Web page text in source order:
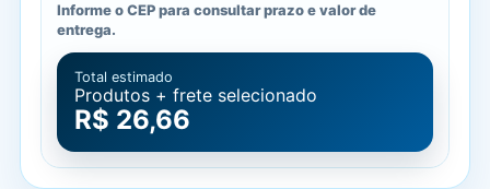
Informe o CEP para consultar prazo e valor de
entrega.
Total estimado
Produtos + frete selecionado
R$ 26,66